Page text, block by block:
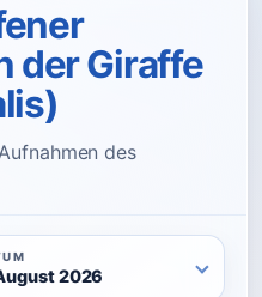
der Giraffe
des
2026